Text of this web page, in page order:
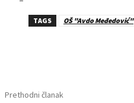
TAGS OŠ "Avdo Međedović"
Prethodni članak